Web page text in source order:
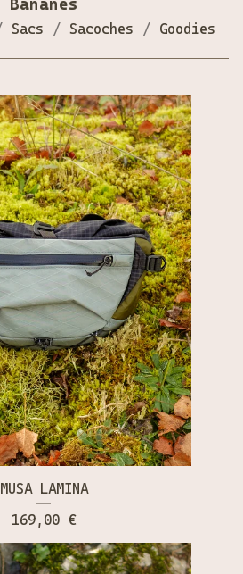
Sacs Sacoches Goodies
MUSA LAMINA
169,00 €